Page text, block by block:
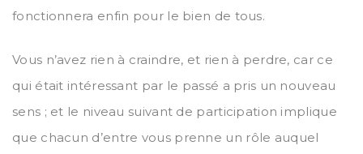
fonctionnera enfin pour le bien de tous.
Vous n’avez rien à craindre, et rien à perdre, car ce
qui était intéressant par le passé a pris un nouveau
sens ; et le niveau suivant de participation implique
que chacun d’entre vous prenne un rôle auquel